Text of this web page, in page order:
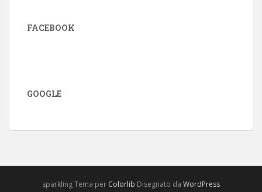
FACEBOOK
GOOGLE
sparkling Tema per Colorlib Disegnato da WordPress